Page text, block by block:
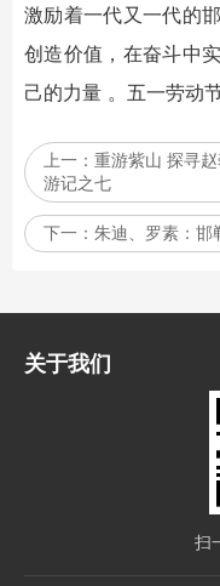
激励着一代又一代的
创造价值，在奋斗中
己的力量 。五一劳动
上一： 重游紫山 探寻
游记之七
下一： 朱迪、罗素：邯
关于我们
扫